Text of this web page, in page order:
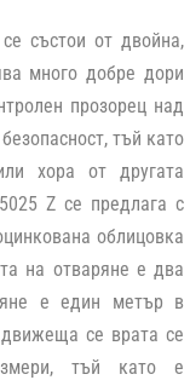
състои от двойна,
много добре дори
прозорец над
тъй като
хора от другата
Z се предлага с
облицовка
на отваряне е два
е един метър в
се врата се
тъй като е